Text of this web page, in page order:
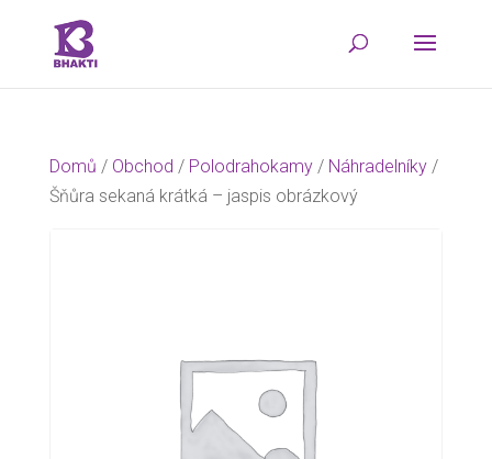
Domů / Obchod / Polodrahokamy/ Náhradelníky/
Šňůra sekaná krátká – jaspis obrázkový